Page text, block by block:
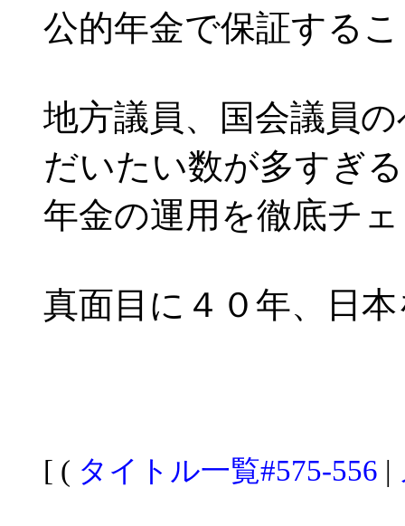
公的年金で保証する
地方議員、国会議員
だいたい数が多すぎ
年金の運用を徹底チ
真面目に４０年、日
[ ( タイトル一覧#575-556 |